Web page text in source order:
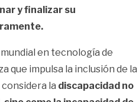
y finalizar su
en tecnología de
que impulsa la inclusión de la
la discapacidad no